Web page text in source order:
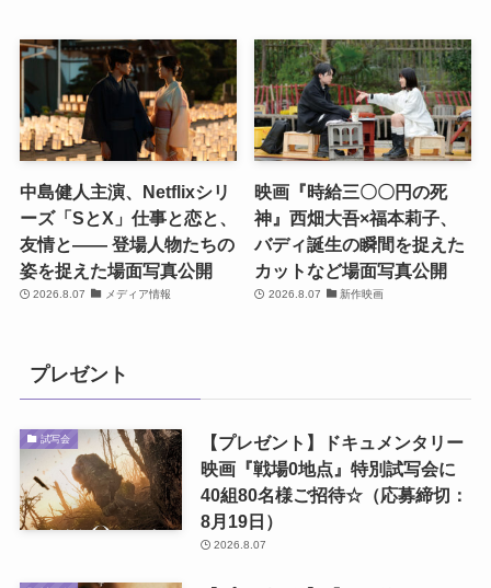
中島健人主演、Netflixシリ
ーズ「SとX」仕事と恋と、
友情と―― 登場人物たちの
姿を捉えた場面写真公開
2026.8.07 メディア情報
映画『時給三〇〇円の死
神』西畑大吾×福本莉子、
バディ誕生の瞬間を捉えた
カットなど場面写真公開
2026.8.07 新作映画
プレゼント
試写会
【プレゼント】ドキュメンタリー
映画『戦場0地点』特別試写会に
40組80名様ご招待☆（応募締切：
8月19日）
2026.8.07